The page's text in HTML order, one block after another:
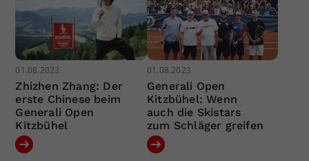
01.08.2023
Zhizhen Zhang: Der
erste Chinese beim
Generali Open
Kitzbühel
01.08.2023
Generali Open
Kitzbühel: Wenn
auch die Skistars
zum Schläger greifen